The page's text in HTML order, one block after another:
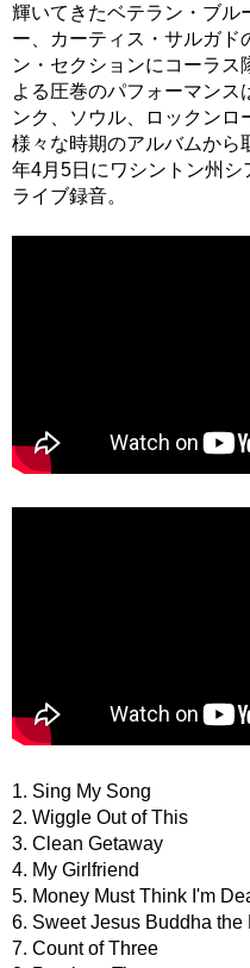
輝いてきたベテラン・ブル
ー、カーティス・サルガド
ン・セクションにコーラス
よる圧巻のパフォーマン
ンク、ソウル、ロックン
様々な時期のアルバムから
年4月5日にワシントン州
ライブ録音。
1. Sing My Song
2. Wiggle Out of This
3. Clean Getaway
4. My Girlfriend
5. Money Must Think I'm
6. Sweet Jesus Buddha the
7. Count of Three